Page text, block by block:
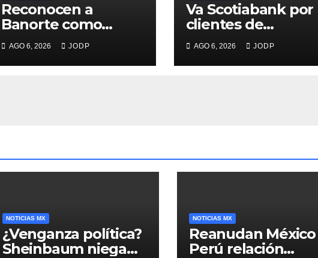
Reconocen a
Banorte como
Mejor Banco para
PyMEs; supera 14%
del mercado
AGO 6, 2026 JODP
Va Scotiabank por
clientes de
patrimonio
emergente
AGO 6, 2026 JODP
NOTICIAS MX
¿Venganza política?
Sheinbaum niega
NOTICIAS MX
Reanudan México
Perú relación